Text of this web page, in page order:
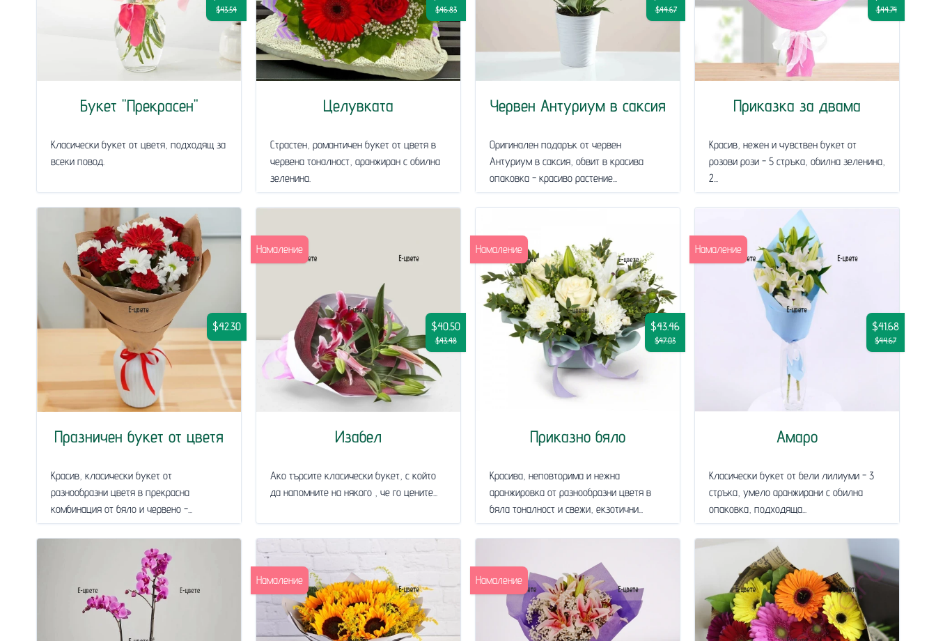
Букет "Прекрасен"
$43.54
Класически букет от цветя, подходящ за
всеки повод.
Целувката
$46.83
Страстен, романтичен букет от цветя в
червена тоналност, аранжиран с обилна
зеленина.
Червен Антуриум в саксия
$44.67
Оригинален подарък от червен
Антуриум в саксия, обвит в красива
опаковка - красиво растение...
Приказка за двама
$44.74
Красив, нежен и чувствен букет от
розови рози - 5 стръка, обилна зеленина,
2...
Празничен букет от цветя
$42.30
Красив, класически букет от
разнообразни цветя в прекрасна
комбинация от бяло и червено -...
Изабел
$40.50
$43.48
Намаление
Ако търсите класически букет, с който
да напомните на някого , че го цените...
Приказно бяло
$43.46
$47.03
Намаление
Красива, неповторима и нежна
аранжировка от разнообразни цветя в
бяла тоналност и свежи, екзотични...
Амаро
$41.68
$44.67
Намаление
Класически букет от бели лилиуми - 3
стръка, умело аранжирани с обилна
опаковка, подходяща...
Намаление Намаление